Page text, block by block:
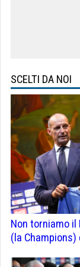
SCELTI DA NOI
Non torniamo il
(la Champions)